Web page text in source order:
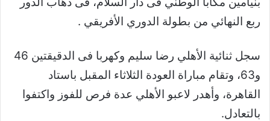
ربع النهائي من بطولة الدوري الأفريقي .
سجل ثنائية الأهلي رضا سليم وكهربا فى الدقيقتين 46
و63، وتقام مباراة العودة الثلاثاء المقبل باستاد
القاهرة، وأهدر لاعبو الأهلي عدة فرص للفوز واكتفوا
بالتعادل.